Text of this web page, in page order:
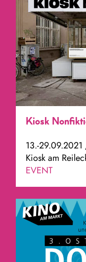
Kiosk
13.-
Kiosk am
EVENT